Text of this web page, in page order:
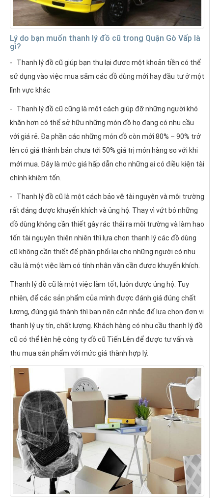
Lý do bạn muốn thanh lý đồ cũ trong Quận Gò Vấp là
gì?
- Thanh lý đồ cũ giúp bạn thu lại được một khoản tiền có thể
sử dụng vào việc mua sắm các đồ dùng mới hay đầu tư ở một
lĩnh vực khác
- Thanh lý đồ cũ cũng là một cách giúp đỡ những người khó
khăn hơn có thể sở hữu những món đồ họ đang có nhu cầu
với giá rẻ. Đa phần các những món đồ còn mới 80% – 90% trở
lên có giá thành bán chưa tới 50% giá trị món hàng so với khi
mới mua. Đây là mức giá hấp dẫn cho những ai có điều kiện tài
chính khiêm tốn.
- Thanh lý đồ cũ là một cách bảo vệ tài nguyên và môi trường
rất đáng được khuyến khích và ủng hộ. Thay vì vứt bỏ những
đồ dùng không cần thiết gây rác thải ra môi trường và làm hao
tốn tài nguyên thiên nhiên thì lựa chọn thanh lý các đồ dùng
cũ không cần thiết để phân phối lại cho những người có nhu
cầu là một việc làm có tính nhân văn cần được khuyến khích.
Thanh lý đồ cũ là một việc làm tốt, luôn được ủng hộ. Tuy
nhiên, để các sản phẩm của mình được đánh giá đúng chất
lượng, đúng giá thành thì bạn nên cân nhắc để lựa chọn đơn vị
thanh lý uy tín, chất lượng. Khách hàng có nhu cầu thanh lý đồ
cũ có thể liên hệ công ty đồ cũ Tiến Lên để được tư vấn và
thu mua sản phẩm với mức giá thành hợp lý.